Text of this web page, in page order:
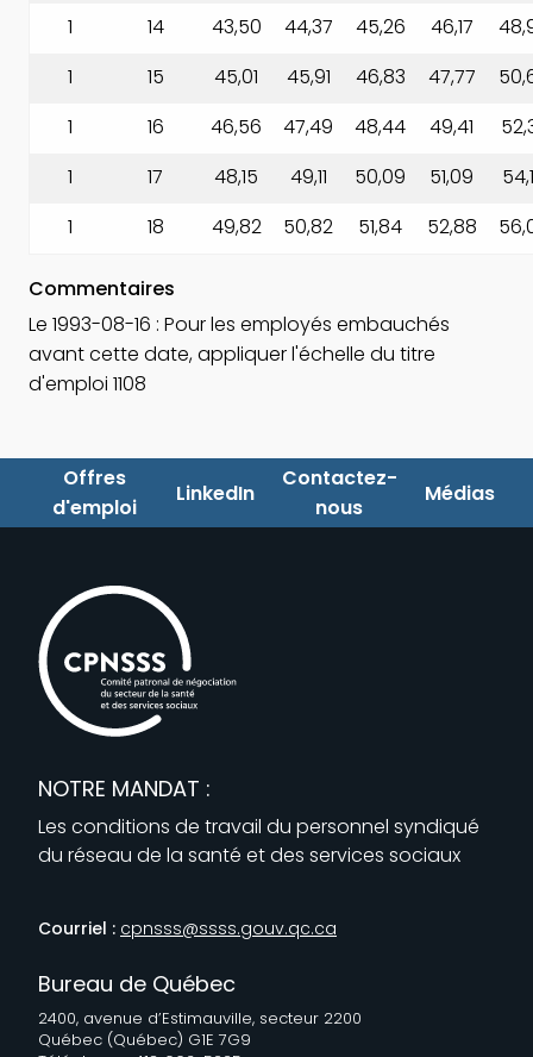
1
14 43,50 44,37 45,26 46,17
1
15 45,01 45,91 46,83 47,77
1
16 46,56 47,49 48,44 49,41
1
17 48,15 49,11 50,09 51,09
1
18 49,82 50,82 51,84 52,88
Commentaires
Le 1993-08-16 : Pour les employés embauchés
avant cette date, appliquer l'échelle du titre
d'emploi 1108
Offres
d'emploi
LinkedIn
Contactez-
nous
Médias
NOTRE MANDAT :
Les conditions de travail du personnel syndiqué
du réseau de la santé et des services sociaux
Courriel : cpnsss@ssss.gouv.qc.ca
Bureau de Québec
2400, avenue d’Estimauville, secteur 2200
Québec (Québec) G1E 7G9